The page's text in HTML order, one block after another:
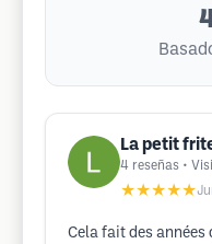
La petit
4 reseñas •
★★★★★
Cela fait des années